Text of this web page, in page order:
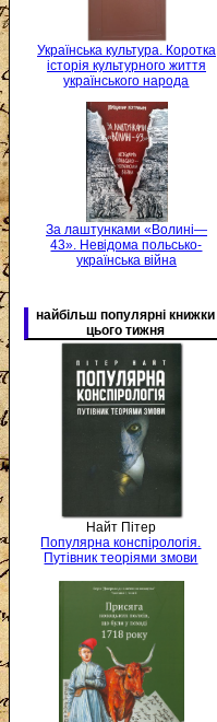
Українська культура. Коротка
історія культурного життя
українського народа
За лаштунками «Волині—
43». Невідома польсько-
українська війна
найбільш популярні книжки
цього тижня
Найт Пітер
Популярна конспірологія.
Путівник теоріями змови